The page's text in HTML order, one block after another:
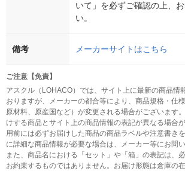
いて」を必ずご確認の上、
い。
備考 メーカーサイトはこちら
ご注意【免責】
アスクル（LOHACO）では、サイト上に最新の商品情
おりますが、メーカーの都合等により、商品規格・仕
原材料、原産国など）が変更される場合がございます
けする商品とサイト上の商品情報の表記が異なる場合
用前には必ずお届けした商品の商品ラベルや注意書き
に詳細な商品情報が必要な場合は、メーカー等にお問
また、商品名における「セット」や「箱」の表記は、
お約束するものではありません。お届け形態は倉庫の